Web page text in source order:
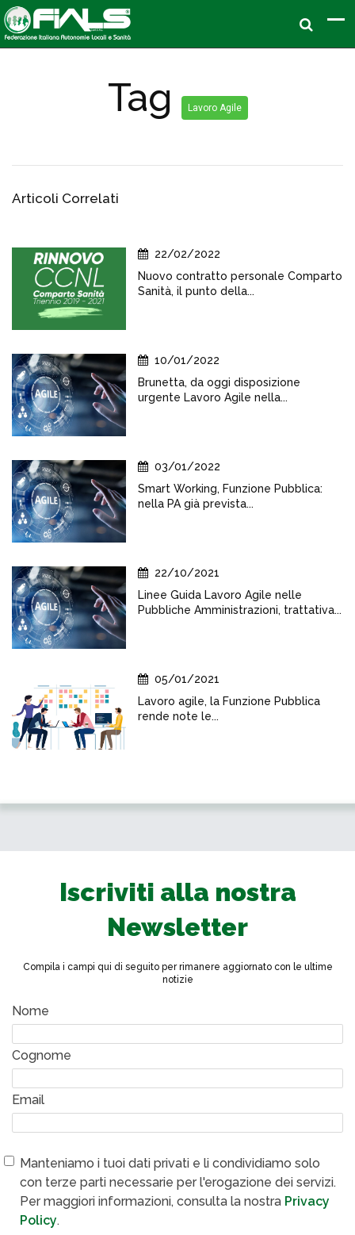
Tag Lavoro Agile
Articoli Correlati
22/02/2022
Nuovo contratto personale Comparto
Sanità, il punto della...
10/01/2022
Brunetta, da oggi disposizione
urgente Lavoro Agile nella...
03/01/2022
Smart Working, Funzione Pubblica:
nella PA già prevista...
22/10/2021
Linee Guida Lavoro Agile nelle
Pubbliche Amministrazioni, trattativa...
05/01/2021
Lavoro agile, la Funzione Pubblica
rende note le...
Iscriviti alla nostra
Newsletter
Compila i campi qui di seguito per rimanere aggiornato con le ultime
notizie
Nome
Cognome
Email
Manteniamo i tuoi dati privati e li condividiamo solo
con terze parti necessarie per l'erogazione dei servizi.
Per maggiori informazioni, consulta la nostra Privacy
Policy.